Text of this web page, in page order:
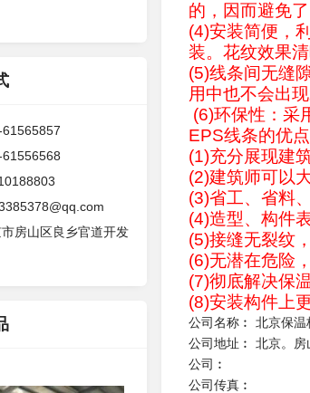
房山区良乡官道开发
的，因而避免
(4)安装简便，
装。花纹效果
(5)线条间无缝
用中也不会出现
(6)环保性：采
EPS线条的优点
(1)充分展现建
(2)建筑师可以
(3)省工、省料
(4)造型、构件
(5)接缝无裂纹
(6)无潜在危险
(7)彻底解决保
(8)安装构件上
公司名称︰ 北京保
公司地址︰ 北京。房
公司︰
公司传真︰